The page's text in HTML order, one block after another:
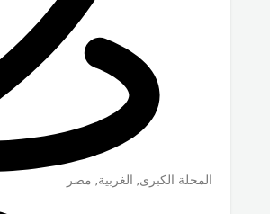
المحلة الكبرى, الغربية, مصر